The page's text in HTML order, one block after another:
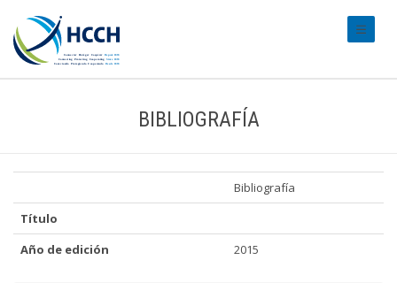
BIBLIOGRAFÍA
Bibliografía
Título
Año de edición
2015